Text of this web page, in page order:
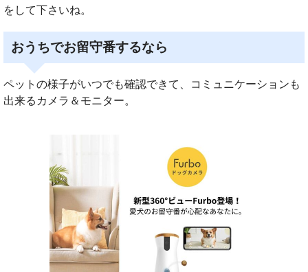
をして下さいね。
おうちでお留守番するなら
ペットの様子がいつでも確認できて、コミュニケーションも
出来るカメラ＆モニター。